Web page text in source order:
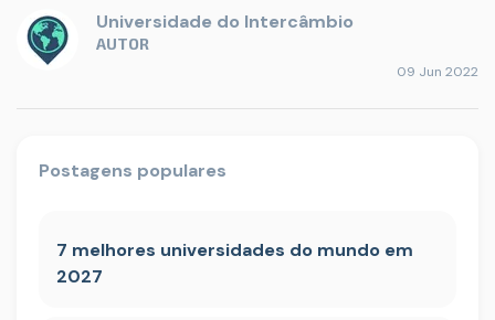
Universidade do Intercâmbio
AUTOR
09 Jun 2022
Postagens populares
7 melhores universidades do mundo em
2027